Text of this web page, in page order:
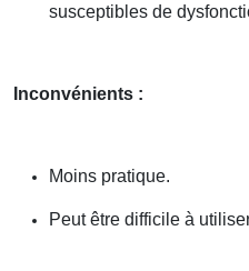
susceptibles de
Inconvénients :
Moins pratique.
Peut être difficile à